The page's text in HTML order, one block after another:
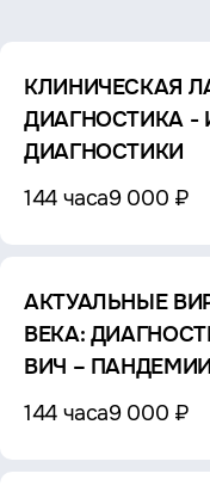
КЛИНИЧЕСКАЯ
ДИАГНОСТИКА -
ДИАГНОСТИКИ
144 часа9 000 ₽
АКТУАЛЬНЫЕ
ВЕКА:
ВИЧ – ПАНДЕМИИ
144 часа9 000 ₽